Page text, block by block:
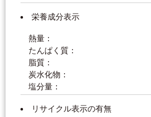
栄養成分表示
熱量：
たんぱく質：
脂質：
炭水化物：
塩分量：
リサイクル表示の有無